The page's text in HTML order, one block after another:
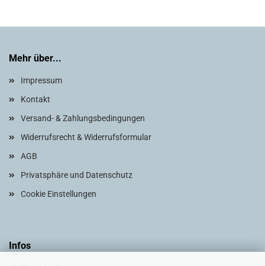
Mehr über...
Impressum
Kontakt
Versand- & Zahlungsbedingungen
Widerrufsrecht & Widerrufsformular
AGB
Privatsphäre und Datenschutz
Cookie Einstellungen
Infos